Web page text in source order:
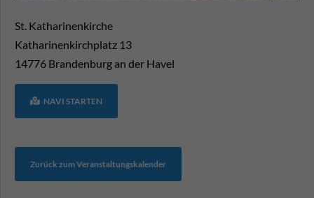
St. Katharinenkirche
Katharinenkirchplatz 13
14776 Brandenburg an der Havel
NAVI STARTEN
Zurück zum Veranstaltungskalender